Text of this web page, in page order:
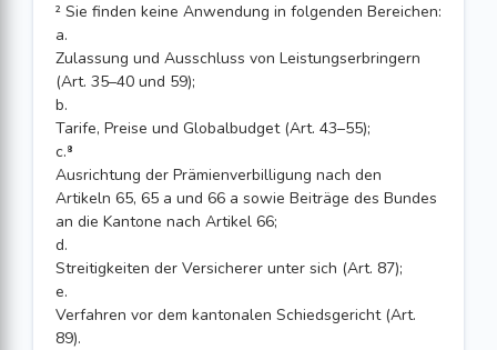
² Sie finden keine Anwendung in folgenden Bereichen:
a.
Zulassung und Ausschluss von Leistungserbringern
(Art. 35–40 und 59);
b.
Tarife, Preise und Globalbudget (Art. 43–55);
c.⁸
Ausrichtung der Prämienverbilligung nach den
Artikeln 65, 65 a und 66 a sowie Beiträge des Bundes
an die Kantone nach Artikel 66;
d.
Streitigkeiten der Versicherer unter sich (Art. 87);
e.
Verfahren vor dem kantonalen Schiedsgericht (Art.
89).